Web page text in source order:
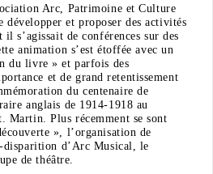
Arc, Patrimoine et Culture
développer et proposer des activités
s’agissait de conférences sur des
animation s’est étoffée avec un
du livre » et parfois des
et de grand retentissement
du centenaire de
anglais de 1914-1918 au
Martin.Plus récemment se sont
», l’organisation de
disparition d’Arc Musical, le
de théâtre.